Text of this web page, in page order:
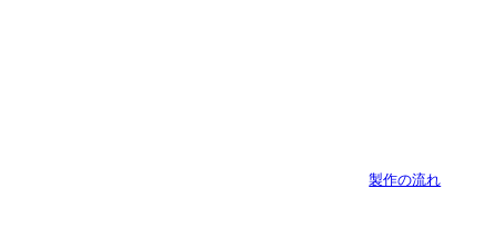
製作の流れ